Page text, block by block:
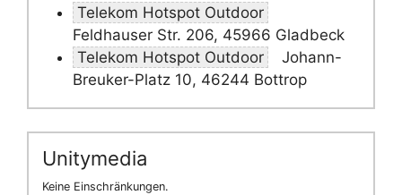
Telekom Hotspot Outdoor
Feldhauser Str. 206, 45966 Gladbeck
Telekom Hotspot Outdoor
Johann-
Breuker-Platz 10, 46244 Bottrop
Unitymedia
Keine Einschränkungen.